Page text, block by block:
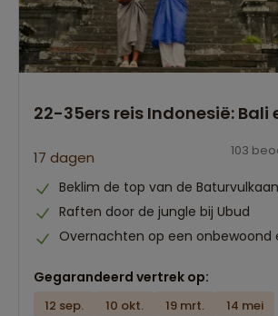
22-35ers reis Indonesië: Bali
17 dagen 103
Beklim de top van de Baturvulkaan
Raften door de jungle bij Ubud
Overnachten op een onbewoond
Gegarandeerd vertrek op:
12 sep. 10 okt. 19 mrt.
14 mei